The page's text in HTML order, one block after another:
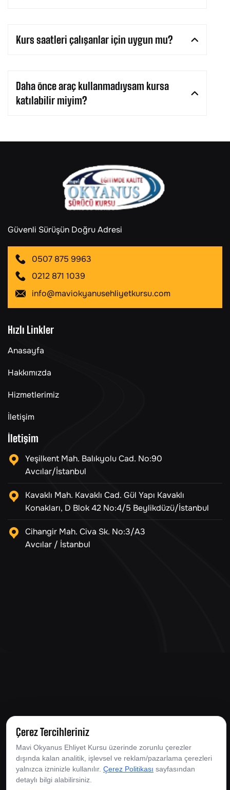
Kurs saatleri çalışanlar için uygun mu?
Daha önce araç kullanmadıysam kursa
katılabilir miyim?
Güvenli Sürüşün Doğru Adresi
0507 875 9963
0212 871 1039
info@maviokyanusehliyetkursu.com
Hızlı Linkler
Anasayfa
Hakkımızda
Hizmetlerimiz
İletişim
İletişim
Yeşilkent Mah. Balıkyolu Cad. No:90
Avcılar/İstanbul
Kavaklı Mah. Kavaklı Cad. Gül Yapı Kavaklı
Konakları, D Blok 42 No:4/5 Beylikdüzü/İstanbul
Cihangir Mah. Civa Sk. No:3/A3
Avcılar / İstanbul
© Copyright 2026 Mavi Okyanus Ehliyet Kursları. Tüm
Hakları Saklıdır.
Çerez Politikası|Çerez Tercihleri
Çerez Tercihleriniz
Mavi Okyanus Ehliyet Kursu üzerinde zorunlu çerezler
dışında kalan analitik, işlevsel ve reklam/pazarlama çerezleri
yalnızca izninizle kullanılır. Çerez Politikası sayfasından
detaylı bilgi alabilirsiniz.